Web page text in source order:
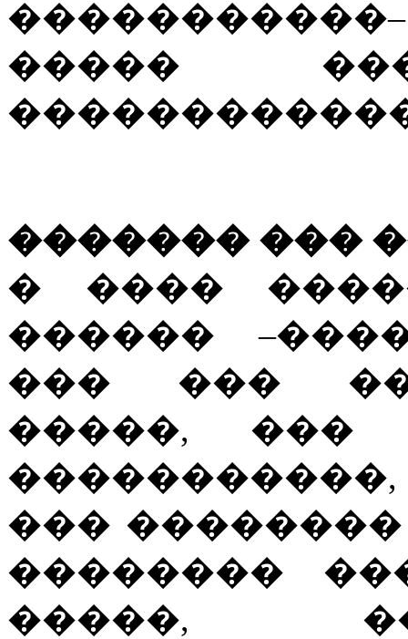
�����
������� ���
� ����
������
��� ���
�����, ���
���
��������
�����,